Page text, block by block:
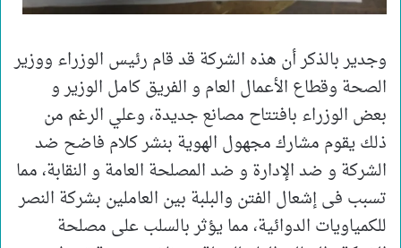
وجدير بالذكر أن هذه الشركة قد قام رئيس الوزراء ووزير
الصحة وقطاع الأعمال العام و الفريق كامل الوزير و
بعض الوزراء بافتتاح مصانع جديدة، وعلي الرغم من
ذلك يقوم مشارك مجهول الهوية بنشر كلام فاضح ضد
الشركة و ضد الإدارة و ضد المصلحة العامة و النقابة، مما
تسبب فى إشعال الفتن والبلبة بين العاملين بشركة النصر
للكمياويات الدوائية، مما يؤثر بالسلب على مصلحة